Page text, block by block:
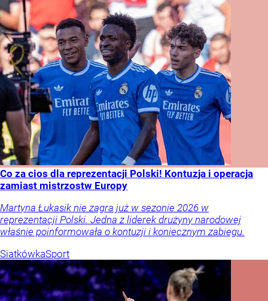
Co za cios dla reprezentacji Polski! Kontuzja i operacja
zamiast mistrzostw Europy
Martyna Łukasik nie zagra już w sezonie 2026 w
reprezentacji Polski. Jedna z liderek drużyny narodowej
właśnie poinformowała o kontuzji i koniecznym zabiegu.
SiatkówkaSport